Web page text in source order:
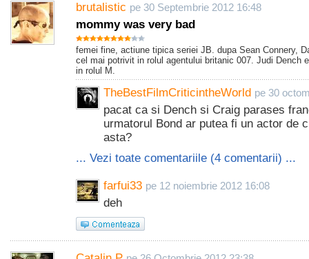
brutalistic pe 30 Septembrie 2012 16:48
mommy was very bad
femei fine, actiune tipica seriei JB. dupa Sean Connery,
cel mai potrivit in rolul agentului britanic 007. Judi Dench
in rolul M.
TheBestFilmCriticintheWorld pe 30
pacat ca si Dench si Craig parases
urmatorul Bond ar putea fi un actor de
asta?
... Vezi toate comentariile (4 comentarii) ...
farfui33 pe 12 noiembrie 2012 16:08
deh